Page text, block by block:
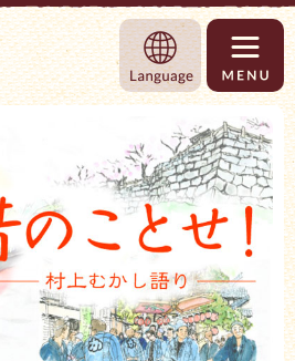
市観光情報総合サイト 村上市観光
Language